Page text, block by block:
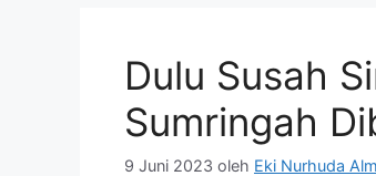
Dulu Susah
Sumringah
9 Juni 2023 oleh Eki Nurhuda